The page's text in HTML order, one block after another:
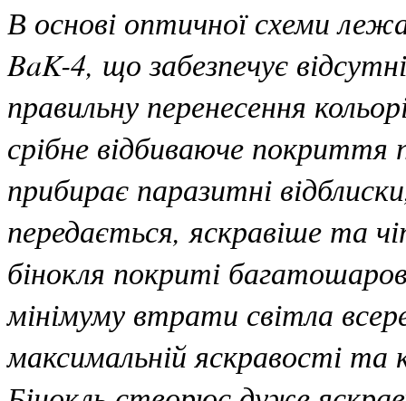
В основі оптичної схеми
BaK-4, що забезпечує
правильну перенесення
срібне відбиваюче покриття
прибирає паразитні
передається, яскравіше та
бінокля покриті
мінімуму втрати світла
максимальній яскравості